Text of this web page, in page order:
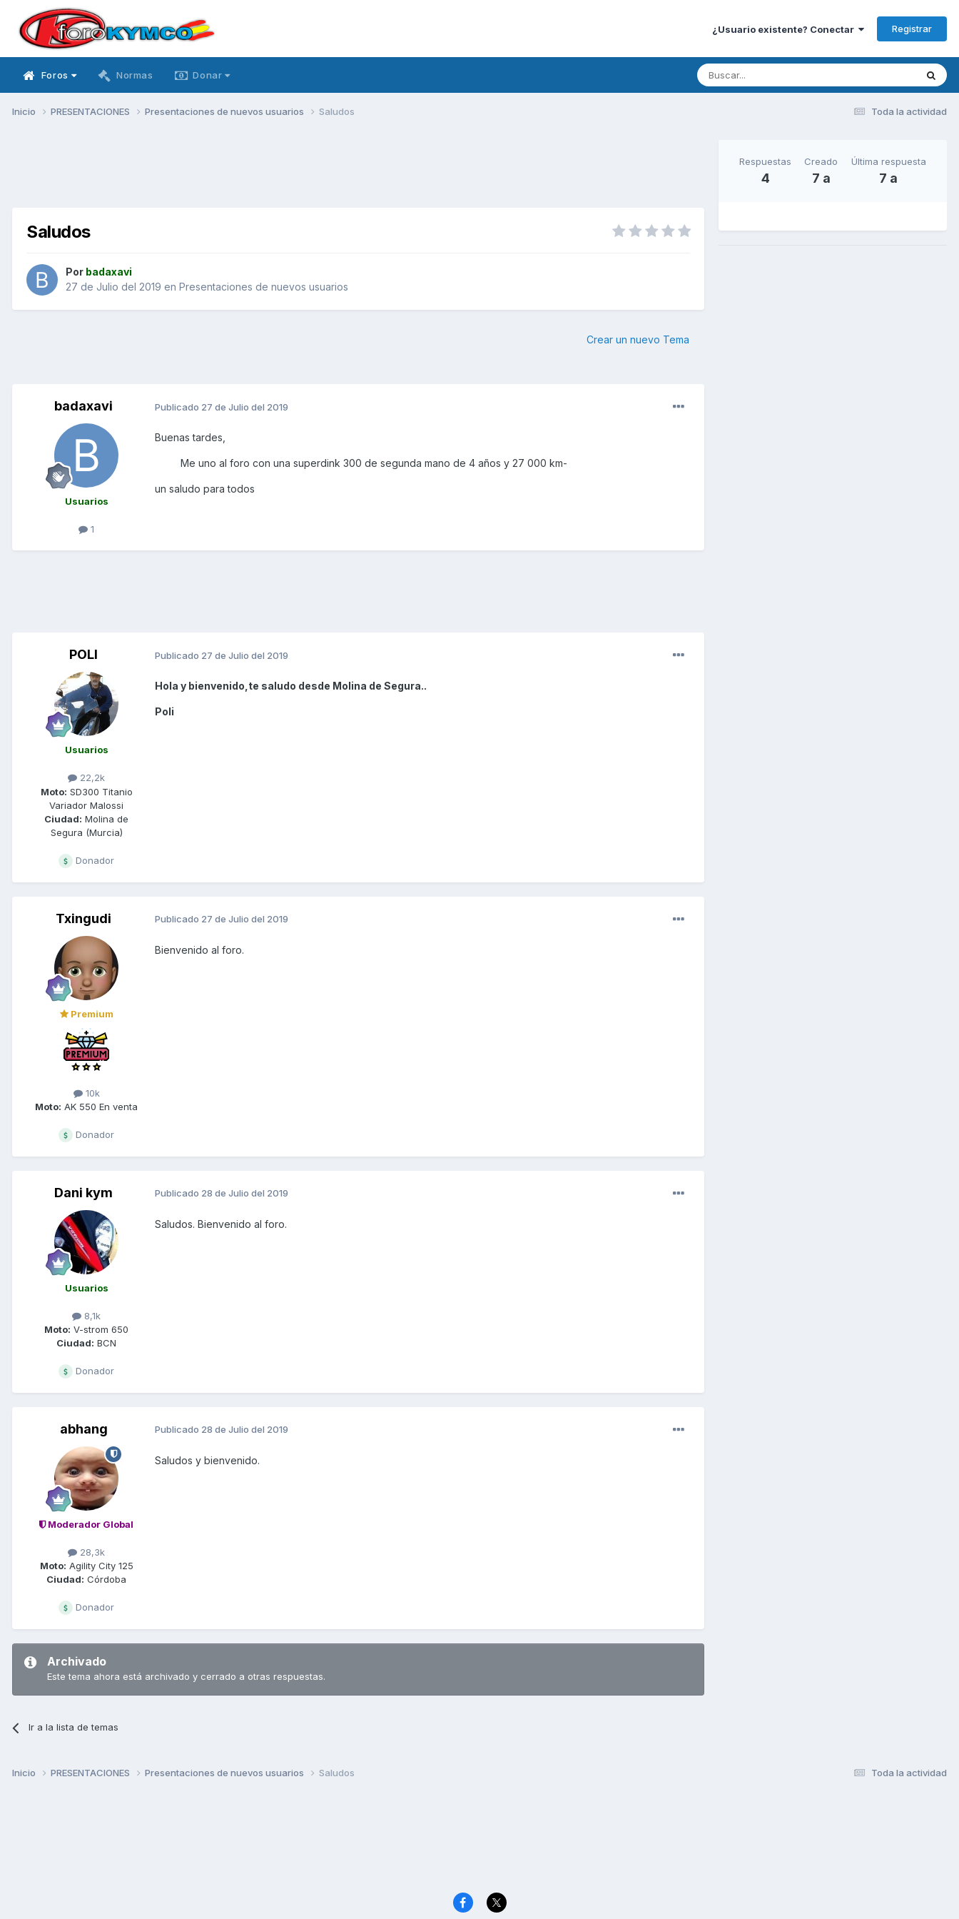
¿Usuario existente? Conectar Registrar
Foros Normas Donar
Toda la actividad
Inicio PRESENTACIONES Presentaciones de nuevos usuarios Saludos
Saludos
Por badaxavi
27 de Julio del 2019 en Presentaciones de nuevos usuarios
Crear un nuevo Tema
badaxavi
Usuarios
1
Publicado 27 de Julio del 2019
Buenas tardes,
Me uno al foro con una superdink 300 de segunda mano de 4 años y 27 000 km-
un saludo para todos
POLI
Usuarios
22,2k
Moto: SD300 Titanio
Variador Malossi
Ciudad: Molina de
Segura (Murcia)
Donador
Publicado 27 de Julio del 2019
Hola y bienvenido,te saludo desde Molina de Segura..
Poli
Txingudi
Premium
10k
Moto: AK 550 En venta
Donador
Publicado 27 de Julio del 2019
Bienvenido al foro.
Dani kym
Usuarios
8,1k
Moto: V-strom 650
Ciudad: BCN
Donador
Publicado 28 de Julio del 2019
Saludos. Bienvenido al foro.
abhang
Moderador Global
28,3k
Moto: Agility City 125
Ciudad: Córdoba
Donador
Publicado 28 de Julio del 2019
Saludos y bienvenido.
Archivado
Este tema ahora está archivado y cerrado a otras respuestas.
Ir a la lista de temas
Respuestas
4
Creado
7 a
Última respuesta
7 a
Toda la actividad
Inicio PRESENTACIONES Presentaciones de nuevos usuarios Saludos